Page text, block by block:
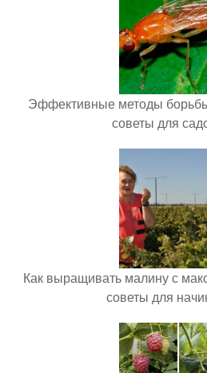
Эффективные методы
советы для
Как выращивать малину с
советы для